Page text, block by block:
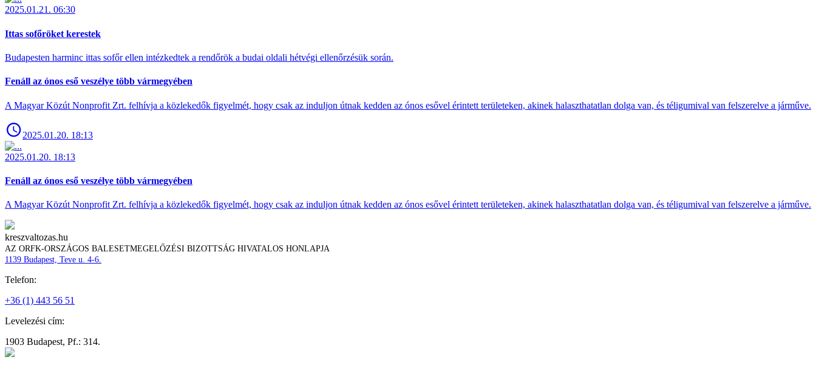
2025.01.21. 06:30
Ittas sofőröket kerestek
Budapesten harminc ittas sofőr ellen intézkedtek a rendőrök a budai oldali hétvégi ellenőrzésük során.
Fenáll az ónos eső veszélye több vármegyében
A Magyar Közút Nonprofit Zrt. felhívja a közlekedők figyelmét, hogy csak az induljon útnak kedden az ónos esővel érintett területeken, akinek halaszthatatlan dolga van, és téligumival van felszerelve a járműve.
2025.01.20. 18:13
2025.01.20. 18:13
Fenáll az ónos eső veszélye több vármegyében
A Magyar Közút Nonprofit Zrt. felhívja a közlekedők figyelmét, hogy csak az induljon útnak kedden az ónos esővel érintett területeken, akinek halaszthatatlan dolga van, és téligumival van felszerelve a járműve.
kreszvaltozas.hu
AZ ORFK-ORSZÁGOS BALESETMEGELŐZÉSI BIZOTTSÁG HIVATALOS HONLAPJA
1139 Budapest, Teve u. 4-6.
Telefon:
+36 (1) 443 56 51
Levelezési cím:
1903 Budapest, Pf.: 314.